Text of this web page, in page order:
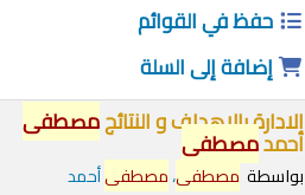
حفظ في القوائم
إضافة إلى السلة
الادارة بالاهداف و النتائجمصطفى
أحمدمصطفى
بواسطة مصطفى،مصطفىأحمد